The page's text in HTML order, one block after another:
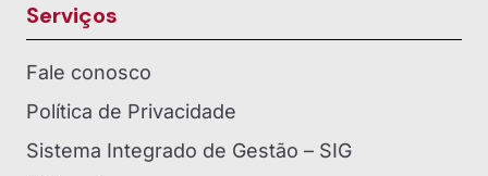
Serviços
Fale conosco
Política de Privacidade
Sistema Integrado de Gestão – SIG